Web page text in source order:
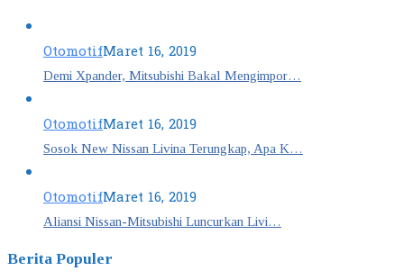
OtomotifMaret 16, 2019
Demi Xpander, Mitsubishi Bakal Mengimpor…
OtomotifMaret 16, 2019
Sosok New Nissan Livina Terungkap, Apa K…
OtomotifMaret 16, 2019
Aliansi Nissan-Mitsubishi Luncurkan Livi…
Berita Populer